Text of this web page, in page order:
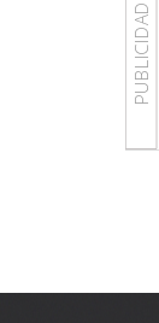
PUBLICIDAD